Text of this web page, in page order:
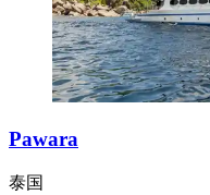
Pawara
泰国